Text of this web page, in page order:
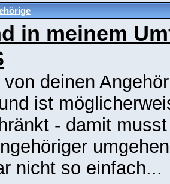
in meinem
deinen
ist
- damit
nicht so einfach...